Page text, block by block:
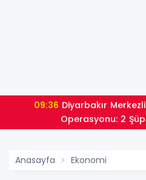
09:36
Operasyonu: 2
Anasayfa Ekonomi